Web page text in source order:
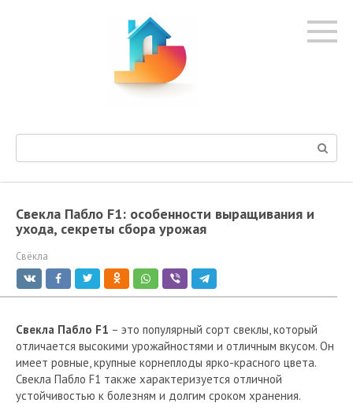
Свекла Пабло F1: особенности выращивания и
ухода, секреты сбора урожая
Свёкла
Свекла Пабло F1 – это популярный сорт свеклы, который
отличается высокими урожайностями и отличным вкусом. Он
имеет ровные, крупные корнеплоды ярко-красного цвета.
Свекла Пабло F1 также характеризуется отличной
устойчивостью к болезням и долгим сроком хранения.